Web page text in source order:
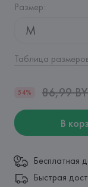
Размер:
M
Таблица
54% 86,99
В
Бесплатная
Быстрая